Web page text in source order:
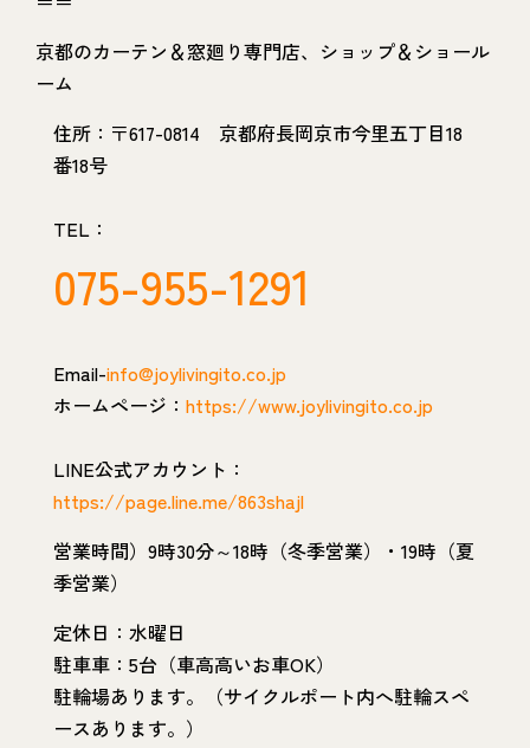
京都のカーテン＆窓廻り専門店、ショップ＆ショール
ーム
住所：〒617-0814 京都府長岡京市今里五丁目18
番18号
TEL：
075-955-1291
Email-info@joylivingito.co.jp
ホームページ： https://www.joylivingito.co.jp
LINE公式アカウント：
https://page.line.me/863shajl
営業時間）9時30分～18時（冬季営業）・19時（夏
季営業）
定休日：水曜日
駐車車：5台（車高高いお車OK）
駐輪場あります。（サイクルポート内へ駐輪スペ
ースあります。）